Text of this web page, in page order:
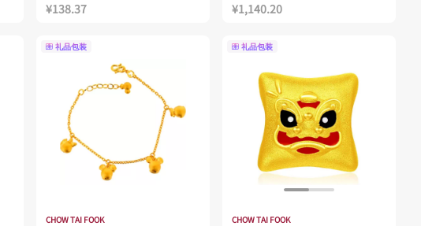
¥138.37
¥1,140.20
礼品包装
CHOW TAI FOOK
礼品包装
CHOW TAI FOOK